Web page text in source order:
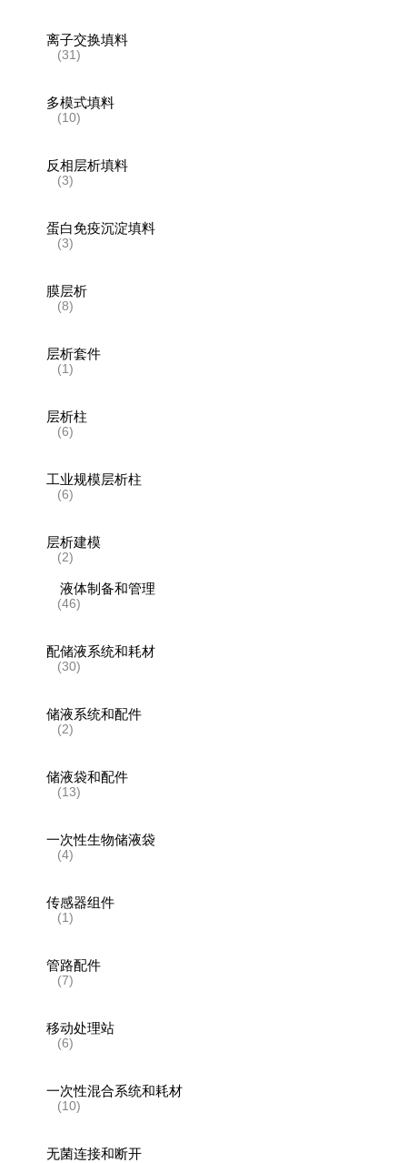
离子交换填料
(31)
多模式填料
(10)
反相层析填料
(3)
蛋白免疫沉淀填料
(3)
膜层析
(8)
层析套件
(1)
层析柱
(6)
工业规模层析柱
(6)
层析建模
(2)
液体制备和管理
(46)
配储液系统和耗材
(30)
储液系统和配件
(2)
储液袋和配件
(13)
一次性生物储液袋
(4)
传感器组件
(1)
管路配件
(7)
移动处理站
(6)
一次性混合系统和耗材
(10)
无菌连接和断开